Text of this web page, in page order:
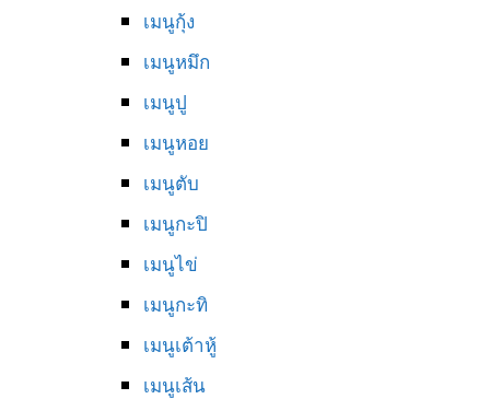
เมนูกุ้ง
เมนูหมึก
เมนูปู
เมนูหอย
เมนูตับ
เมนูกะปิ
เมนูไข่
เมนูกะทิ
เมนูเต้าหู้
เมนูเส้น